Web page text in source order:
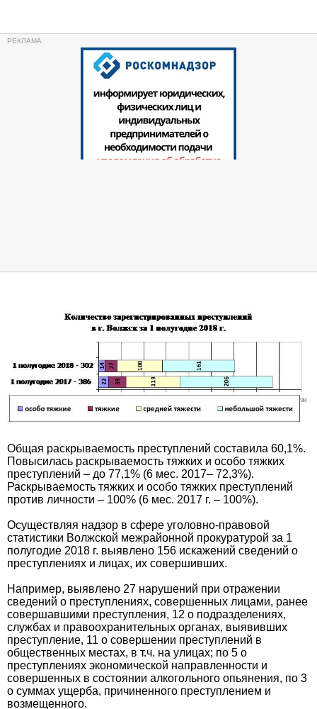
Общая раскрываемость преступлений составила 60,1%.
Повысилась раскрываемость тяжких и особо тяжких
преступлений – до 77,1% (6 мес. 2017– 72,3%).
Раскрываемость тяжких и особо тяжких преступлений
против личности – 100% (6 мес. 2017 г. – 100%).
Осуществляя надзор в сфере уголовно-правовой
статистики Волжской межрайонной прокуратурой за 1
полугодие 2018 г. выявлено 156 искажений сведений о
преступлениях и лицах, их совершивших.
Например, выявлено 27 нарушений при отражении
сведений о преступлениях, совершенных лицами, ранее
совершавшими преступления, 12 о подразделениях,
службах и правоохранительных органах, выявивших
преступление, 11 о совершении преступлений в
общественных местах, в т.ч. на улицах; по 5 о
преступлениях экономической направленности и
совершенных в состоянии алкогольного опьянения, по 3
о суммах ущерба, причиненного преступлением и
возмещенного.